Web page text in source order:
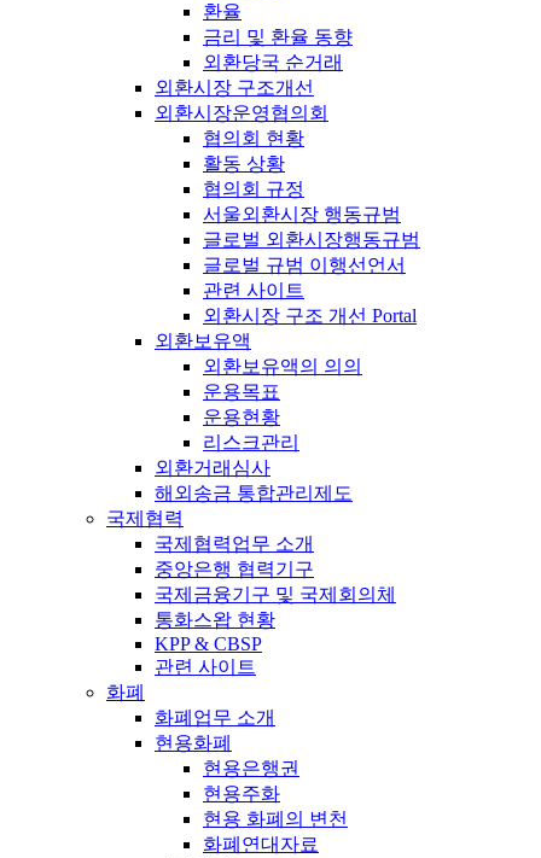
환율
금리 및 환율 동향
외환당국 순거래
외환시장 구조개선
외환시장운영협의회
협의회 현황
활동 상황
협의회 규정
서울외환시장 행동규범
글로벌 외환시장행동규범
글로벌 규범 이행선언서
관련 사이트
외환시장 구조 개선 Portal
외환보유액
외환보유액의 의의
운용목표
운용현황
리스크관리
외환거래심사
해외송금 통합관리제도
국제협력
국제협력업무 소개
중앙은행 협력기구
국제금융기구 및 국제회의체
통화스왑 현황
KPP & CBSP
관련 사이트
화폐
화폐업무 소개
현용화폐
현용은행권
현용주화
현용 화폐의 변천
화폐연대자료